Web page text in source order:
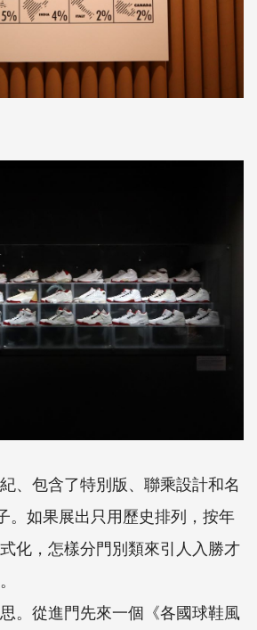
、包含了特別版、聯乘設計和名
。如果展出只用歷史排列，按年
化，怎樣分門別類來引人入勝才
。從進門先來一個《各國球鞋風